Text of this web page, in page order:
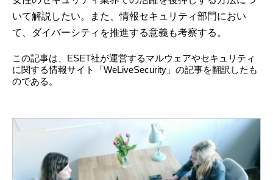
いて解説したい。また、情報セキュリティ部門におい
て、ダイバーシティを推進する意義も考察する。
この記事は、ESET社が運営するマルウェアやセキュリティ
に関する情報サイト「WeLiveSecurity」の記事を翻訳したも
のである。